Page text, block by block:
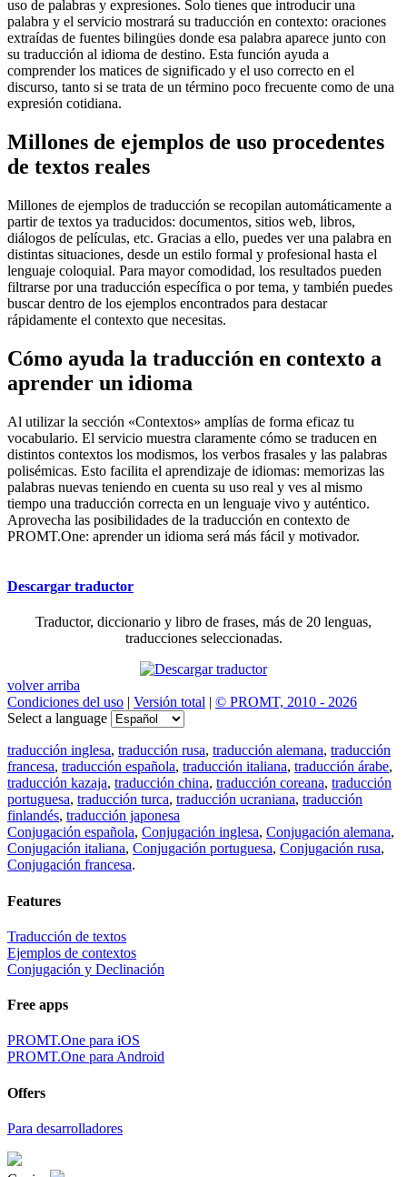
uso de palabras y expresiones. Solo tienes que introducir una
palabra y el servicio mostrará su traducción en contexto: oraciones
extraídas de fuentes bilingües donde esa palabra aparece junto con
su traducción al idioma de destino. Esta función ayuda a
comprender los matices de significado y el uso correcto en el
discurso, tanto si se trata de un término poco frecuente como de una
expresión cotidiana.
Millones de ejemplos de uso procedentes
de textos reales
Millones de ejemplos de traducción se recopilan automáticamente a
partir de textos ya traducidos: documentos, sitios web, libros,
diálogos de películas, etc. Gracias a ello, puedes ver una palabra en
distintas situaciones, desde un estilo formal y profesional hasta el
lenguaje coloquial. Para mayor comodidad, los resultados pueden
filtrarse por una traducción específica o por tema, y también puedes
buscar dentro de los ejemplos encontrados para destacar
rápidamente el contexto que necesitas.
Cómo ayuda la traducción en contexto a
aprender un idioma
Al utilizar la sección «Contextos» amplías de forma eficaz tu
vocabulario. El servicio muestra claramente cómo se traducen en
distintos contextos los modismos, los verbos frasales y las palabras
polisémicas. Esto facilita el aprendizaje de idiomas: memorizas las
palabras nuevas teniendo en cuenta su uso real y ves al mismo
tiempo una traducción correcta en un lenguaje vivo y auténtico.
Aprovecha las posibilidades de la traducción en contexto de
PROMT.One: aprender un idioma será más fácil y motivador.
Descargar traductor
Traductor, diccionario y libro de frases, más de 20 lenguas,
traducciones seleccionadas.
volver arriba
Condiciones del uso | Versión total | © PROMT, 2010 - 2026
Select a language
traducción inglesa, traducción rusa, traducción alemana, traducción
francesa, traducción española, traducción italiana, traducción árabe,
traducción kazaja, traducción china, traducción coreana, traducción
portuguesa, traducción turca, traducción ucraniana, traducción
finlandés, traducción japonesa
Conjugación española, Conjugación inglesa, Conjugación alemana,
Conjugación italiana, Conjugación portuguesa, Conjugación rusa,
Conjugación francesa.
Features
Traducción de textos
Ejemplos de contextos
Conjugación y Declinación
Free apps
PROMT.One para iOS
PROMT.One para Android
Offers
Para desarrolladores